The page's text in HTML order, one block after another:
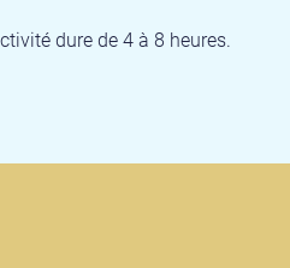
dure de 4 à 8 heures.